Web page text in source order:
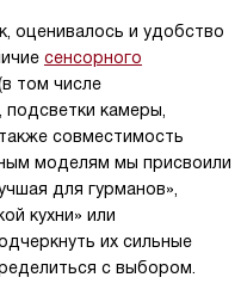
оценивалось и удобство
сенсорного
том числе
подсветки камеры,
совместимость
моделям мы присвоили
для гурманов»,
кухни» или
их сильные
с выбором.